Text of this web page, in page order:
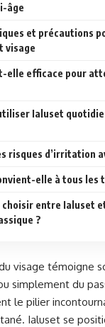
âge
et précautions
visage
elle efficace pour
Ialuset
risques d’irritation
elle à tous les
choisir entre Ialuset
?
visage témoigne
simplement du
le pilier
Ialuset se